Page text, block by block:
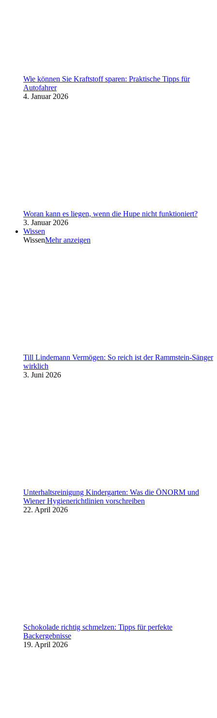
Wie können Sie Kraftstoff sparen: Praktische Tipps für
Autofahrer
4. Januar 2026
Woran kann es liegen, wenn die Hupe nicht funktioniert?
3. Januar 2026
Wissen
WissenMehr anzeigen
Till Lindemann Vermögen: So reich ist der Rammstein-Sänger
wirklich
3. Juni 2026
Unterhaltsreinigung Kindergarten: Was die ÖNORM und
Wiener Hygienerichtlinien vorschreiben
22. April 2026
Schokolade richtig schmelzen: Tipps für perfekte
Backergebnisse
19. April 2026